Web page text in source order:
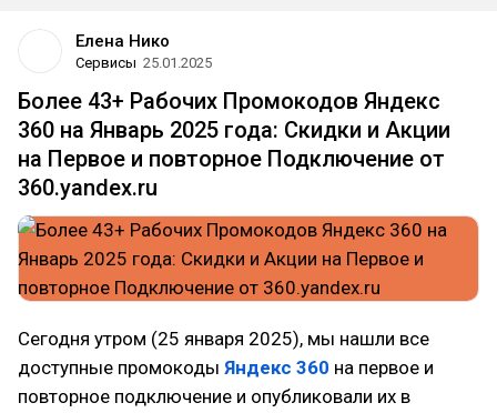
Елена Нико
Сервисы 25.01.2025
Более 43+ Рабочих Промокодов Яндекс
360 на Январь 2025 года: Скидки и Акции
на Первое и повторное Подключение от
360.yandex.ru
Сегодня утром (25 января 2025), мы нашли все
доступные промокоды Яндекс 360 на первое и
повторное подключение и опубликовали их в